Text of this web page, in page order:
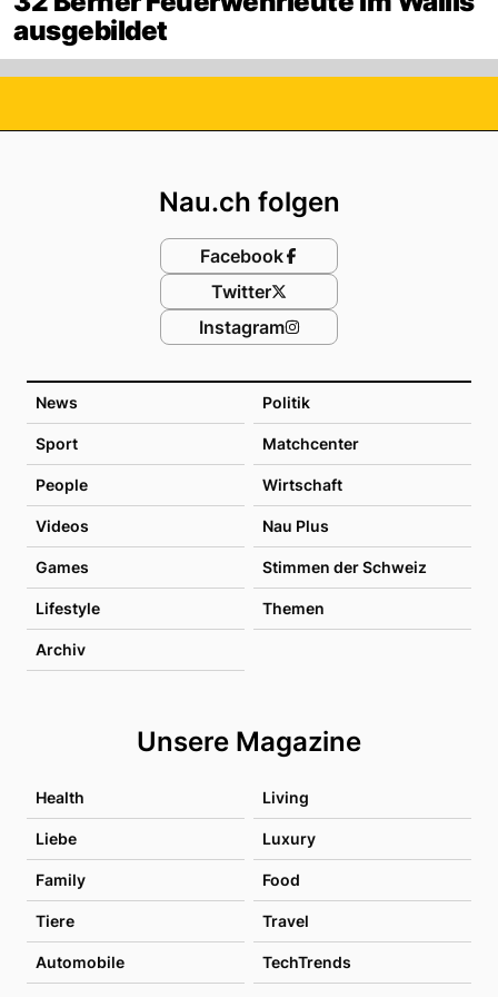
ausgebildet
News Politik
Sport Matchcenter
People Wirtschaft
Videos Nau Plus
Games Stimmen der Schweiz
Lifestyle Themen
Archiv
Unsere Magazine
Health Living
Liebe Luxury
Family Food
Tiere Travel
Automobile TechTrends
Nau.ch folgen
Facebook
Twitter
Instagram